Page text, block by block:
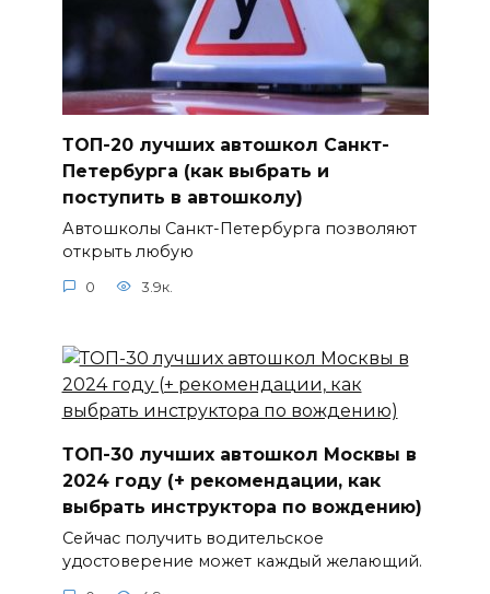
ТОП-20 лучших автошкол Санкт-
Петербурга (как выбрать и
поступить в автошколу)
Автошколы Санкт-Петербурга позволяют
открыть любую
0 3.9к.
ТОП-30 лучших автошкол Москвы в
2024 году (+ рекомендации, как
выбрать инструктора по вождению)
Сейчас получить водительское
удостоверение может каждый желающий.